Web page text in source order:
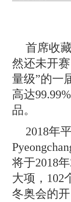
首席收
然还未开
量级”的一
高达
品。
2018年
将于2018
大项，102
冬奥会的